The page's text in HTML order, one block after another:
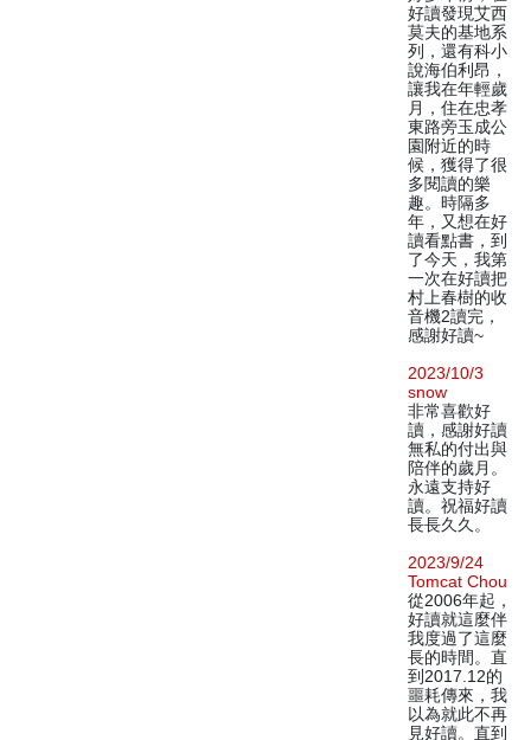
好讀發現艾西
莫夫的基地系
列，還有科小
說海伯利昂，
讓我在年輕歲
月，住在忠孝
東路旁玉成公
園附近的時
候，獲得了很
多閱讀的樂
趣。時隔多
年，又想在好
讀看點書，到
了今天，我第
一次在好讀把
村上春樹的收
音機2讀完，
感謝好讀~
2023/10/3
snow
非常喜歡好
讀，感謝好讀
無私的付出與
陪伴的歲月。
永遠支持好
讀。祝福好讀
長長久久。
2023/9/24
Tomcat Chou
從2006年起，
好讀就這麼伴
我度過了這麼
長的時間。直
到2017.12的
噩耗傳來，我
以為就此不再
見好讀。直到